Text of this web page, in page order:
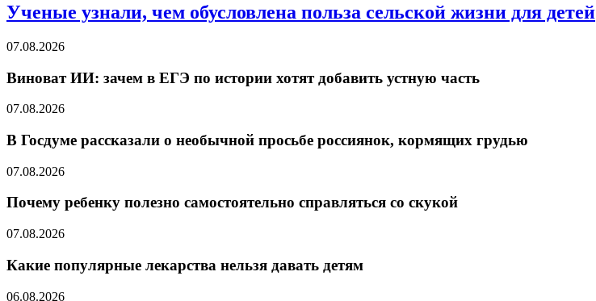
Ученые узнали, чем обусловлена польза сельской жизни для детей
07.08.2026
Виноват ИИ: зачем в ЕГЭ по истории хотят добавить устную часть
07.08.2026
В Госдуме рассказали о необычной просьбе россиянок, кормящих грудью
07.08.2026
Почему ребенку полезно самостоятельно справляться со скукой
07.08.2026
Какие популярные лекарства нельзя давать детям
06.08.2026